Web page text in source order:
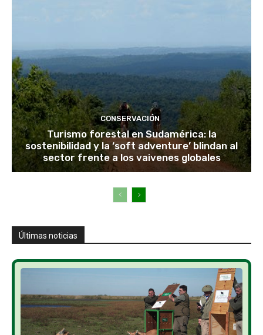
CONSERVACIÓN
Turismo forestal en Sudamérica: la
sostenibilidad y la ‘soft adventure’ blindan al
sector frente a los vaivenes globales
Últimas noticias